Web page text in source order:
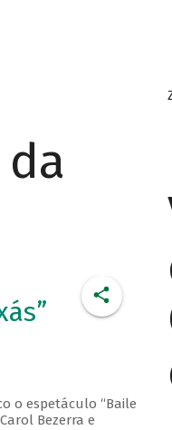
o espetáculo “Baile
Bezerra e